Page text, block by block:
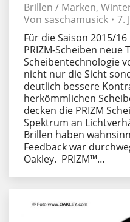
Brillen / Marken,
Von saschamusick
7.
Für die Saison 2015/
PRIZM-Scheiben neue
Scheibentechnologie
nicht nur die Sicht
deutlich bessere
herkömmlichen
decken die PRIZM
Spektrum an
Brillen haben
Feedback war
Oakley. PRIZM™…